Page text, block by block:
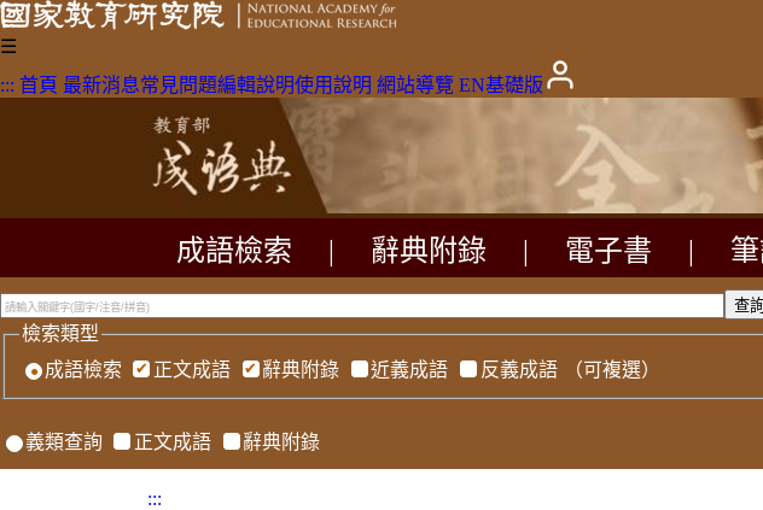
☰
::: 首頁 最新消息常見問題編輯說明使用說明 網站導覽 EN基礎版
成語檢索 辭典附錄 電子書
檢索類型
成語檢索
正文成語 辭典附錄 近義成語 反義成語 （可複選）
義類查詢 正文成語 辭典附錄
:::